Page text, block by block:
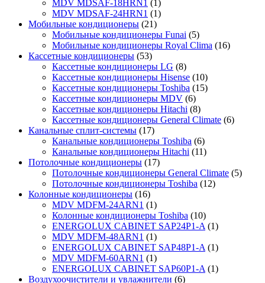
MDV MDSAF-18HRN1 (1)
MDV MDSAF-24HRN1 (1)
Мобильные кондиционеры (21)
Мобильные кондиционеры Funai (5)
Мобильные кондиционеры Royal Clima (16)
Кассетные кондиционеры (53)
Кассетные кондиционеры LG (8)
Кассетные кондиционеры Hisense (10)
Кассетные кондиционеры Toshiba (15)
Кассетные кондиционеры MDV (6)
Кассетные кондиционеры Hitachi (8)
Кассетные кондиционеры General Climate (6)
Канальные сплит-системы (17)
Канальные кондиционеры Toshiba (6)
Канальные кондиционеры Hitachi (11)
Потолочные кондиционеры (17)
Потолочные кондиционеры General Climate (5)
Потолочные кондиционеры Toshiba (12)
Колонные кондиционеры (16)
MDV MDFM-24ARN1 (1)
Колонные кондиционеры Toshiba (10)
ENERGOLUX CABINET SAP24P1-A (1)
MDV MDFM-48ARN1 (1)
ENERGOLUX CABINET SAP48P1-A (1)
MDV MDFM-60ARN1 (1)
ENERGOLUX CABINET SAP60P1-A (1)
Воздухоочистители и увлажнители (6)